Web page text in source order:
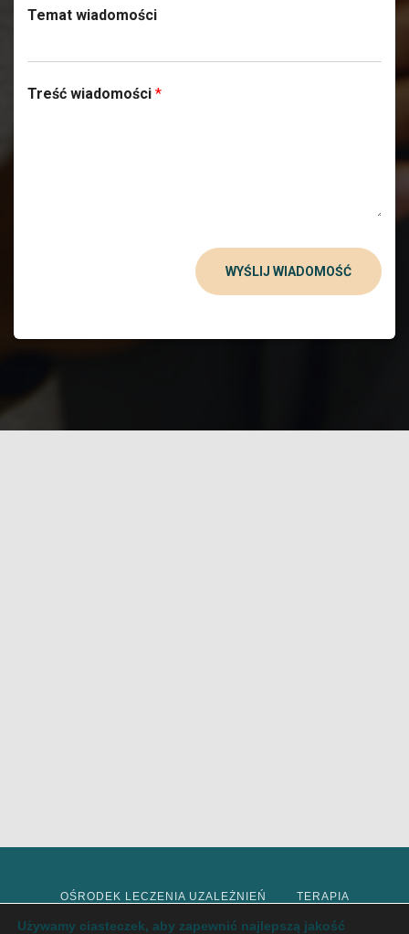
Temat wiadomości
Treść wiadomości *
WYŚLIJ WIADOMOŚĆ
OŚRODEK LECZENIA UZALEŻNIEŃ TERAPIA
Używamy ciasteczek, aby zapewnić najlepszą jakość